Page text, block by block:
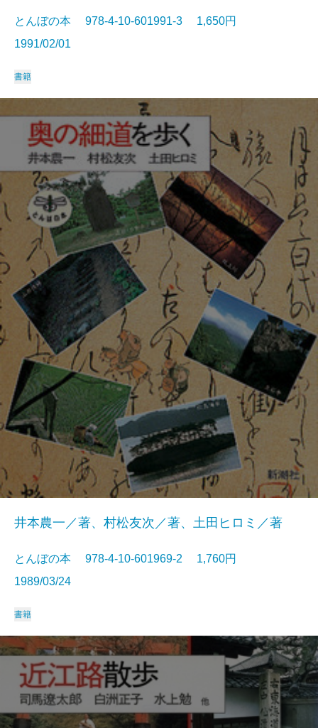
とんぼの本 978-4-10-601991-3 1,650円
1991/02/01
書籍
井本農一／著、村松友次／著、土田ヒロミ／著
とんぼの本 978-4-10-601969-2 1,760円
1989/03/24
書籍